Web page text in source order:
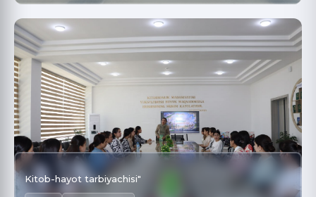
Kitob-hayot tarbiyachisi"